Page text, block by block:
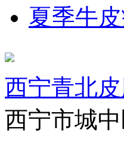
夏季牛
西宁青北
西宁市城